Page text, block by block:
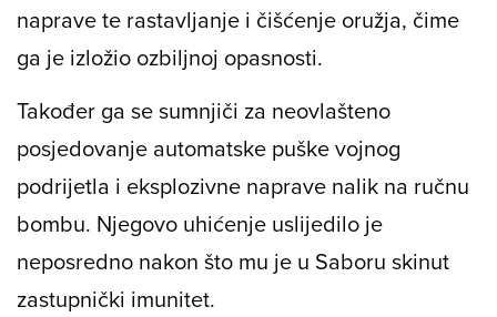
naprave te rastavljanje i čišćenje oružja, čime
ga je izložio ozbiljnoj opasnosti.
Također ga se sumnjiči za neovlašteno
posjedovanje automatske puške vojnog
podrijetla i eksplozivne naprave nalik na ručnu
bombu. Njegovo uhićenje uslijedilo je
neposredno nakon što mu je u Saboru skinut
zastupnički imunitet.